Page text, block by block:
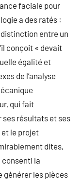
faciale pour
a des ratés :
entre un
conçoit « devait
égalité et
de l’analyse
qui fait
ses résultats et ses
le projet
dites,
consenti la
générer les pièces